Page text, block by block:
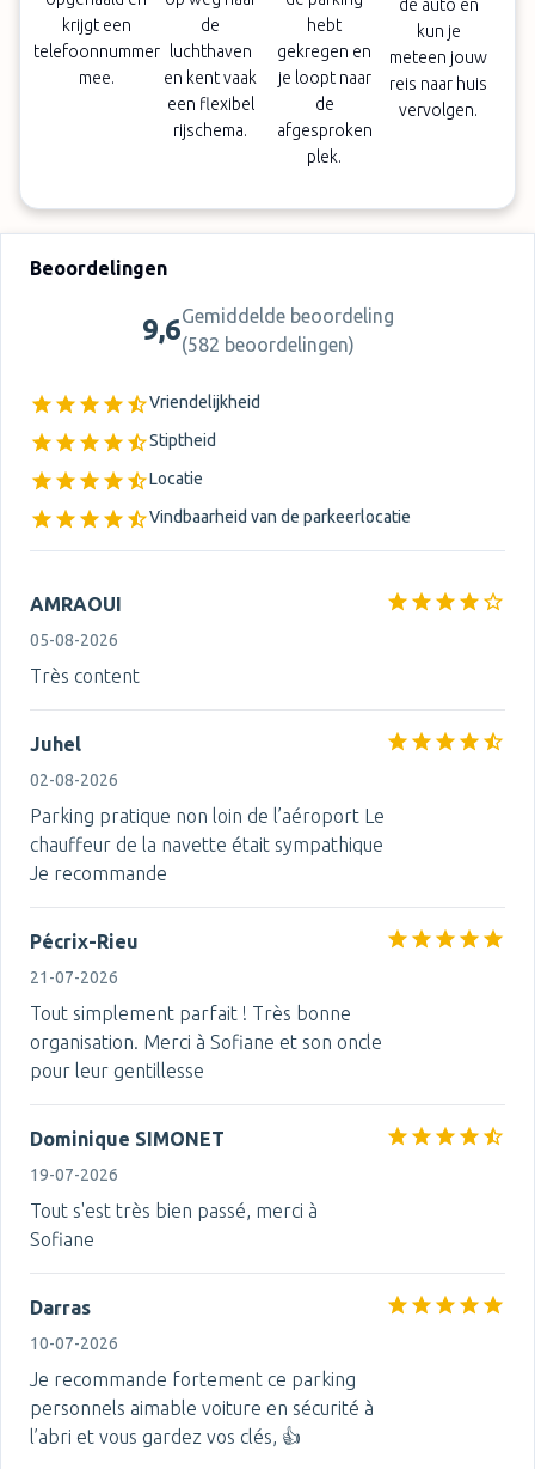
krijgt een
telefoonnummer
mee.
de
luchthaven
en kent vaak
een flexibel
rijschema.
hebt
gekregen en
je loopt naar
de
afgesproken
plek.
de auto en
kun je
meteen jouw
reis naar huis
vervolgen.
Beoordelingen
9,6Gemiddelde beoordeling
(582 beoordelingen)
Vriendelijkheid
Stiptheid
Locatie
Vindbaarheid van de parkeerlocatie
AMRAOUI
05-08-2026
Très content
Juhel
02-08-2026
Parking pratique non loin de l’aéroport Le
chauffeur de la navette était sympathique
Je recommande
Pécrix-Rieu
21-07-2026
Tout simplement parfait ! Très bonne
organisation. Merci à Sofiane et son oncle
pour leur gentillesse
Dominique SIMONET
19-07-2026
Tout s'est très bien passé, merci à
Sofiane
Darras
10-07-2026
Je recommande fortement ce parking
personnels aimable voiture en sécurité à
l’abri et vous gardez vos clés, 👍